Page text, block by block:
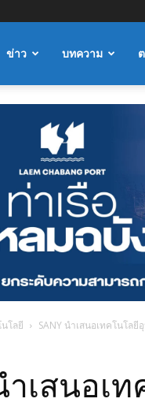
ข่าว บทความ
โลยี SANY นำเสนอเทคโนโล
ำเสนอเ